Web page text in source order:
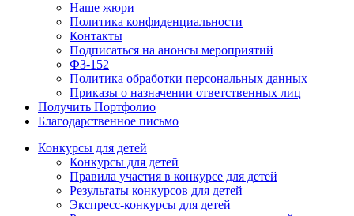
Наше жюри
Политика конфиденциальности
Контакты
Подписаться на анонсы мероприятий
ФЗ-152
Политика обработки персональных данных
Приказы о назначении ответственных лиц
Получить Портфолио
Благодарственное письмо
Конкурсы для детей
Конкурсы для детей
Правила участия в конкурсе для детей
Результаты конкурсов для детей
Экспресс-конкурсы для детей